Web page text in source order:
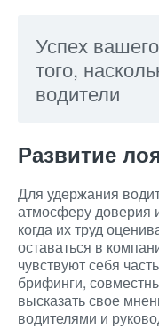
Успех
того,
водители
Развитие
Для удержания
атмосферу доверия
когда их труд
оставаться в
чувствуют себя
брифинги,
высказать свое
водителями и